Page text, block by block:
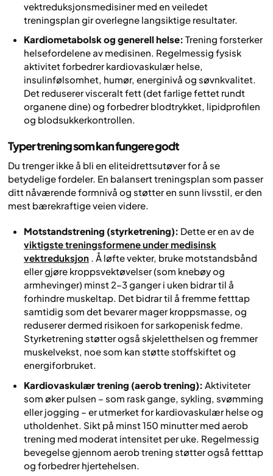
vektreduksjonsmedisiner med en veiledet
treningsplan gir overlegne langsiktige resultater.
Kardiometabolsk og generell helse: Trening forsterker
helsefordelene av medisinen. Regelmessig fysisk
aktivitet forbedrer kardiovaskulær helse,
insulinfølsomhet, humør, energinivå og søvnkvalitet.
Det reduserer visceralt fett (det farlige fettet rundt
organene dine) og forbedrer blodtrykket, lipidprofilen
og blodsukkerkontrollen.
Typer trening som kan fungere godt
Du trenger ikke å bli en eliteidrettsutøver for å se
betydelige fordeler. En balansert treningsplan som passer
ditt nåværende formnivå og støtter en sunn livsstil, er den
mest bærekraftige veien videre.
Motstandstrening (styrketrening): Dette er en av de
viktigste treningsformene under medisinsk
vektreduksjon . Å løfte vekter, bruke motstandsbånd
eller gjøre kroppsvektøvelser (som knebøy og
armhevinger) minst 2–3 ganger i uken bidrar til å
forhindre muskeltap. Det bidrar til å fremme fetttap
samtidig som det bevarer mager kroppsmasse, og
reduserer dermed risikoen for sarkopenisk fedme.
Styrketrening støtter også skjeletthelsen og fremmer
muskelvekst, noe som kan støtte stoffskiftet og
energiforbruket.
Kardiovaskulær trening (aerob trening): Aktiviteter
som øker pulsen – som rask gange, sykling, svømming
eller jogging – er utmerket for kardiovaskulær helse og
utholdenhet. Sikt på minst 150 minutter med aerob
trening med moderat intensitet per uke. Regelmessig
bevegelse gjennom aerob trening støtter også fetttap
og forbedrer hjertehelsen.